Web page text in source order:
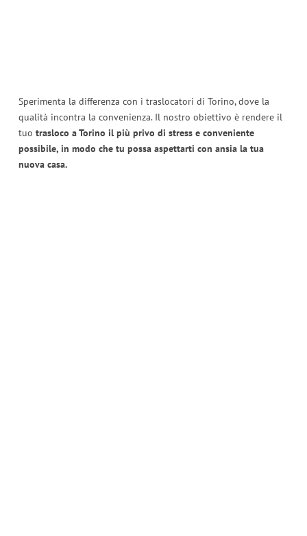
Sperimenta la differenza con i traslocatori di Torino, dove la
qualità incontra la convenienza. Il nostro obiettivo è rendere il
tuo trasloco a Torino il più privo di stress e conveniente
possibile, in modo che tu possa aspettarti con ansia la tua
nuova casa.